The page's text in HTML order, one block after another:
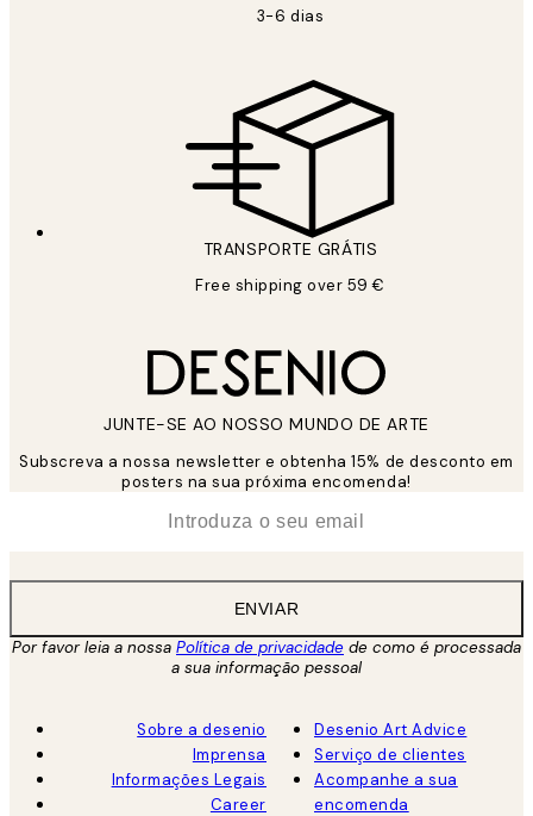
3-6 dias
TRANSPORTE GRÁTIS
Free shipping over 59 €
JUNTE-SE AO NOSSO MUNDO DE ARTE
Subscreva a nossa newsletter e obtenha 15% de desconto em
posters na sua próxima encomenda!
ENVIAR
Por favor leia a nossa Política de privacidade de como é processada
a sua informação pessoal
Sobre a desenio
Imprensa
Informações Legais
Career
Desenio Art Advice
Serviço de clientes
Acompanhe a sua
encomenda